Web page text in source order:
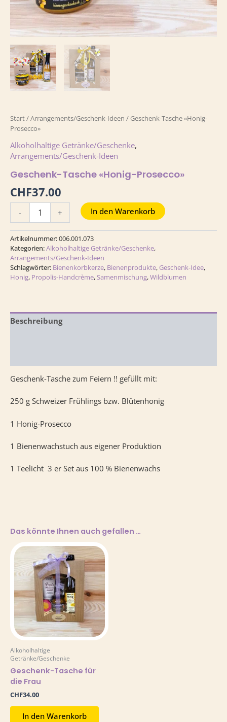
Start/Arrangements/Geschenk-Ideen / Geschenk-Tasche «Honig-
Prosecco»
Alkoholhaltige Getränke/Geschenke,
Arrangements/Geschenk-Ideen
Geschenk-Tasche «Honig-Prosecco»
CHF37.00
- + In den Warenkorb
Artikelnummer:006.001.073
Kategorien:Alkoholhaltige Getränke/Geschenke,
Arrangements/Geschenk-Ideen
Schlagwörter: Bienenkorbkerze, Bienenprodukte, Geschenk-Idee,
Honig, Propolis-Handcrème,Samenmischung,Wildblumen
Beschreibung
Geschenk-Tasche zum Feiern !! gefüllt mit:
250 g Schweizer Frühlings bzw. Blütenhonig
1 Honig-Prosecco
1 Bienenwachstuch aus eigener Produktion
1 Teelicht 3 er Set aus 100 % Bienenwachs
Das könnte Ihnen auch gefallen …
Alkoholhaltige
Getränke/Geschenke
Geschenk-Tasche für
die Frau
CHF34.00
In den Warenkorb